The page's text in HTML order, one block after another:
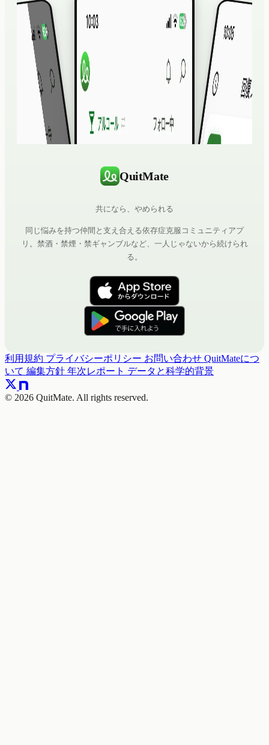
QuitMate
共になら、やめられる
同じ悩みを持つ仲間と支え合える依存症克服コミュニティアプ
リ。禁酒・禁煙・禁ギャンブルなど、一人じゃないから続けられ
る。
利用規約 プライバシーポリシー お問い合わせ QuitMateにつ
いて 編集方針 年次レポート データと科学的背景
© 2026 QuitMate. All rights reserved.